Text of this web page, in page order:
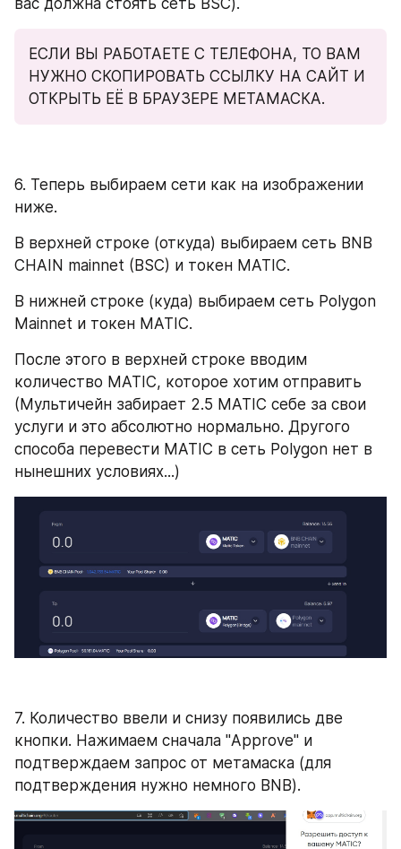
ЕСЛИ ВЫ РАБОТАЕТЕ С ТЕЛЕФОНА, ТО ВАМ
НУЖНО СКОПИРОВАТЬ ССЫЛКУ НА САЙТ И
ОТКРЫТЬ ЕЁ В БРАУЗЕРЕ МЕТАМАСКА.
6. Теперь выбираем сети как на изображении
ниже.
В верхней строке (откуда) выбираем сеть BNB
CHAIN mainnet (BSC) и токен MATIC.
В нижней строке (куда) выбираем сеть Polygon
Mainnet и токен MATIC.
После этого в верхней строке вводим
количество MATIC, которое хотим отправить
(Мультичейн забирает 2.5 MATIC себе за свои
услуги и это абсолютно нормально. Другого
способа перевести MATIC в сеть Polygon нет в
нынешних условиях...)
7. Количество ввели и снизу появились две
кнопки. Нажимаем сначала "Approve" и
подтверждаем запрос от метамаска (для
подтверждения нужно немного BNB).